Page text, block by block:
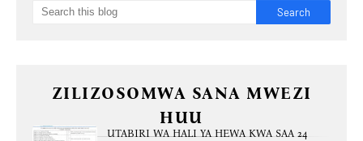
ZILIZOSOMWA SANA MWEZI
HUU
UTABIRI WA HALI YA HEWA KWA SAA 24